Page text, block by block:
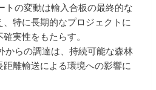
トの変動は輸入合板の最終的な
、特に長期的なプロジェクトに
実性をもたらす。
からの調達は、持続可能な森林
離輸送による環境への影響に